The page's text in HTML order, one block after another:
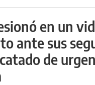
en un
ante sus
de